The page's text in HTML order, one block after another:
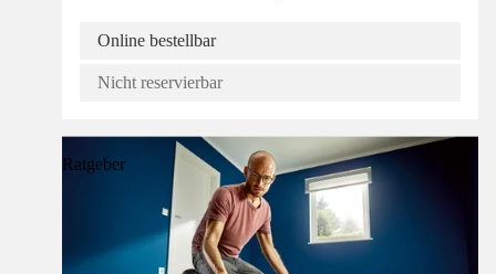
Online bestellbar
Nicht reservierbar
Ratgeber